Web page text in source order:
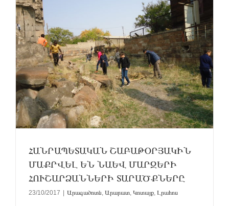
ՀԱՆՐԱՊԵՏԱԿԱՆ ՇԱԲԱԹՕՐՅԱԿԻՆ
ՄԱՔՐՎԵԼ ԵՆ ՆԱԵՎ ՄԱՐԶԵՐԻ
ՀՈՒՇԱՐՁԱՆՆԵՐԻ ՏԱՐԱԾՔՆԵՐԸ
23/10/2017 Արագածոտն, Արարատ, Կոտայք, Լրահոս